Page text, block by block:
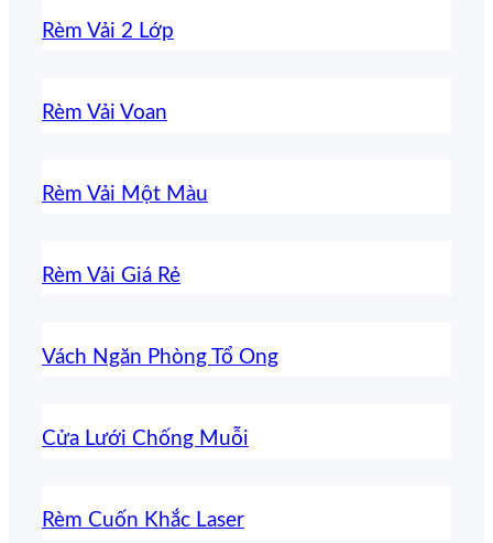
Rèm Vải 2 Lớp
Rèm Vải Voan
Rèm Vải Một Màu
Rèm Vải Giá Rẻ
Vách Ngăn Phòng Tổ Ong
Cửa Lưới Chống Muỗi
Rèm Cuốn Khắc Laser